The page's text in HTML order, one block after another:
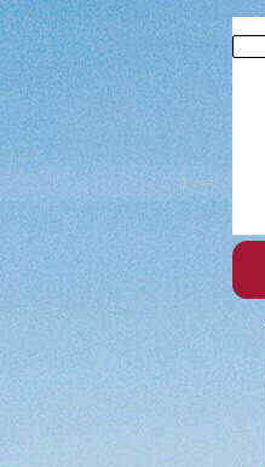
Direkt zum Seiteninhalt